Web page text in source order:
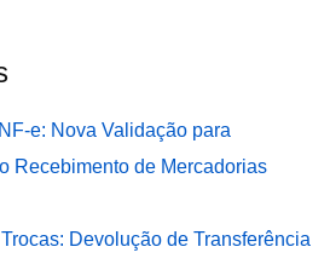
e: Nova Validação para
Recebimento de Mercadorias
Devolução de Transferência